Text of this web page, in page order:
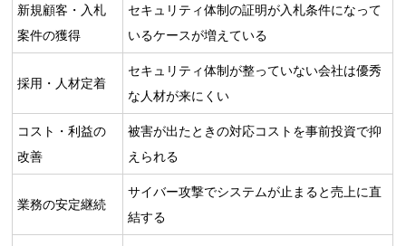
新規顧客・入札
案件の獲得
セキュリティ体制の証明が入札条件になって
いるケースが増えている
採用・人材定着
セキュリティ体制が整っていない会社は優秀
な人材が来にくい
コスト・利益の
改善
被害が出たときの対応コストを事前投資で抑
えられる
業務の安定継続
サイバー攻撃でシステムが止まると売上に直
結する